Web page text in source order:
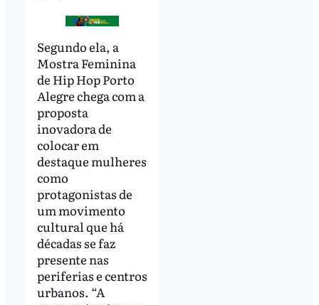
Segundo ela, a
Mostra Feminina
de Hip Hop Porto
Alegre chega com a
proposta
inovadora de
colocar em
destaque mulheres
como
protagonistas de
um movimento
cultural que há
décadas se faz
presente nas
periferias e centros
urbanos. “A